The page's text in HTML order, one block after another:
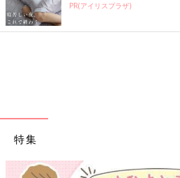
PR(アイリスプラザ)
特集